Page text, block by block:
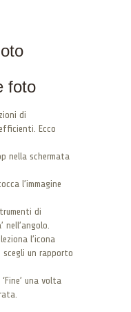
foto
di
Ecco
nella schermata
l’immagine
di
nell’angolo.
l’icona
scegli un rapporto
una volta